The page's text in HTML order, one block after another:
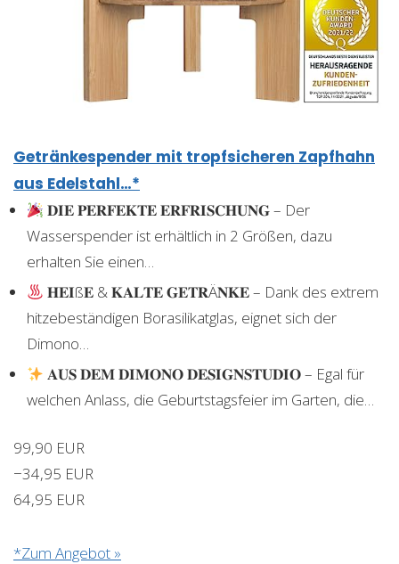
Getränkespender mit tropfsicheren Zapfhahn
aus Edelstahl…*
𝐃𝐈𝐄 𝐏𝐄𝐑𝐅𝐄𝐊𝐓𝐄 𝐄𝐑𝐅𝐑𝐈𝐒𝐂𝐇𝐔𝐍𝐆 – Der
Wasserspender ist erhältlich in 2 Größen, dazu
erhalten Sie einen…
𝐇𝐄𝐈ß𝐄 & 𝐊𝐀𝐋𝐓𝐄 𝐆𝐄𝐓𝐑Ä𝐍𝐊𝐄 – Dank des extrem
hitzebeständigen Borasilikatglas, eignet sich der
Dimono…
𝐀𝐔𝐒 𝐃𝐄𝐌 𝐃𝐈𝐌𝐎𝐍𝐎 𝐃𝐄𝐒𝐈𝐆𝐍𝐒𝐓𝐔𝐃𝐈𝐎 – Egal für
welchen Anlass, die Geburtstagsfeier im Garten, die…
99,90 EUR
−34,95 EUR
64,95 EUR
*Zum Angebot »